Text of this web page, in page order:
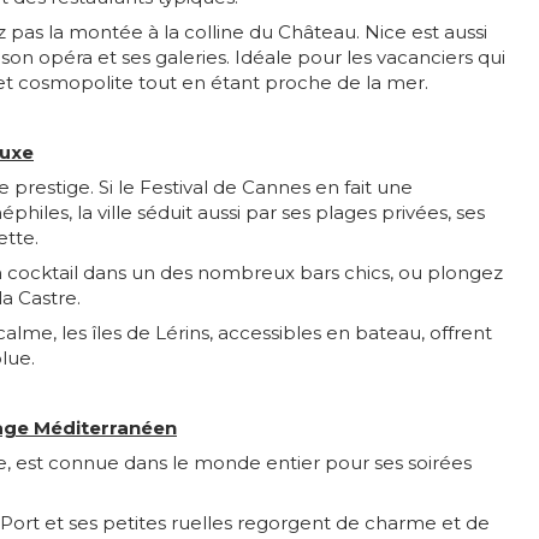
la montée à la colline du Château. Nice est aussi
opéra et ses galeries. Idéale pour les vacanciers qui
cosmopolite tout en étant proche de la mer.
Si le Festival de Cannes en fait une
la ville séduit aussi par ses plages privées, ses
dans un des nombreux bars chics, ou plongez
Castre.
les îles de Lérins, accessibles en bateau, offrent
Méditerranéen
est connue dans le monde entier pour ses soirées
et ses petites ruelles regorgent de charme et de